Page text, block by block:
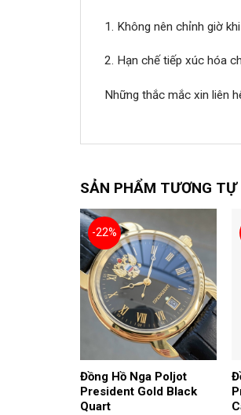
1. Không nên chỉnh giờ
2. Hạn chế tiếp xúc hóa
Những thắc mắc xin liên
SẢN PHẨM TƯƠNG TỰ
-22%
Đồng Hồ Nga Poljot
President Gold Black
Quart